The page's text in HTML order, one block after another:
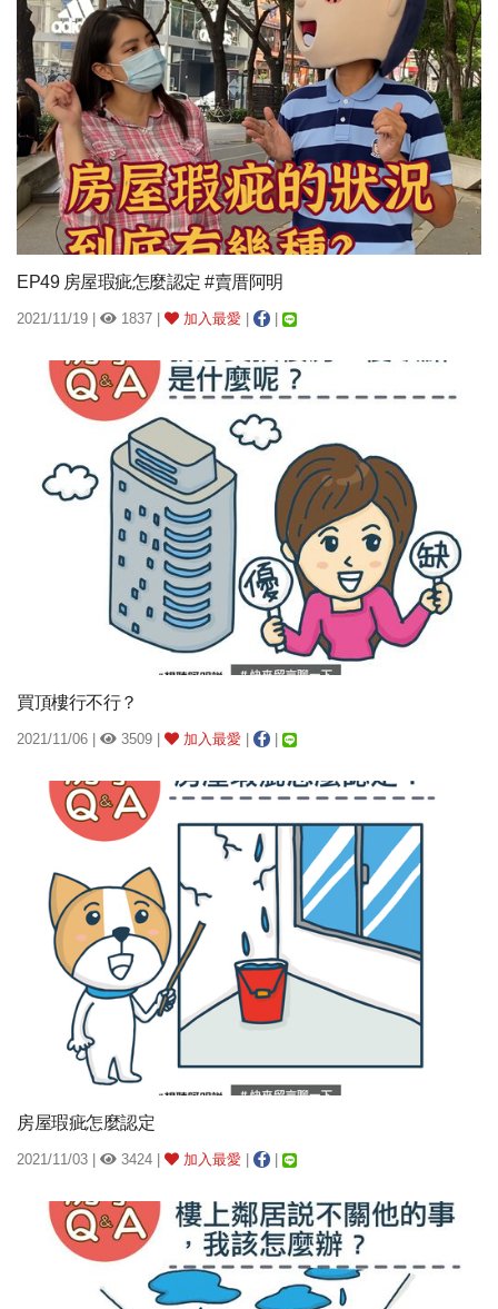
EP49 房屋瑕疵怎麼認定 #賣厝阿明
2021/11/19 | 1837 | 加入最愛
買頂樓行不行？
2021/11/06 | 3509 | 加入最愛
房屋瑕疵怎麼認定
2021/11/03 | 3424 | 加入最愛